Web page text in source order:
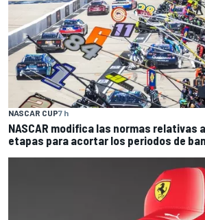
NASCAR CUP7 h
NASCAR modifica las normas relativas
etapas para acortar los periodos de